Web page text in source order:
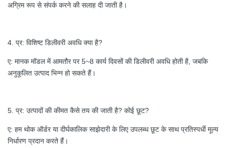
अग्रिम रूप से संपर्क करने की सलाह दी जाती है।
4. प्र: विशिष्ट डिलीवरी अवधि क्या है?
ए: मानक मॉडल में आमतौर पर 5~8 कार्य दिवसों की डिलीवरी अवधि होती है, जबकि
अनुकूलित उत्पाद भिन्न हो सकते हैं।
5. प्र: उत्पादों की कीमत कैसे तय की जाती है? कोई छूट?
ए: हम थोक ऑर्डर या दीर्घकालिक साझेदारी के लिए उपलब्ध छूट के साथ प्रतिस्पर्धी मूल्य
निर्धारण प्रदान करते हैं।